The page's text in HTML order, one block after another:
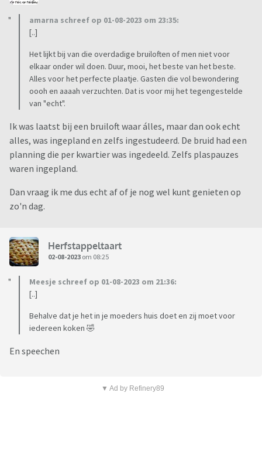
amarna schreef op 01-08-2023 om 23:35:
[..]
Het lijkt bij van die overdadige bruiloften of men niet voor
elkaar onder wil doen. Duur, mooi, het beste van het beste.
Alles voor het perfecte plaatje. Gasten die vol bewondering
oooh en aaaah verzuchten. Dat is voor mij het tegengestelde
van "echt".
Ik was laatst bij een bruiloft waar álles, maar dan ook echt
alles, was ingepland en zelfs ingestudeerd. De bruid had een
planning die per kwartier was ingedeeld. Zelfs plaspauzes
waren ingepland.
Dan vraag ik me dus echt af of je nog wel kunt genieten op
zo'n dag.
Herfstappeltaart
02-08-2023 om 08:25
Meesje schreef op 01-08-2023 om 21:36:
[..]
Behalve dat je het in je moeders huis doet en zij moet voor
iedereen koken 🤣
En speechen
▼ Ad by Refinery89